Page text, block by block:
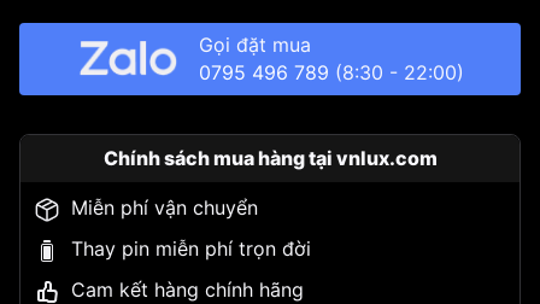
Gọi đặt mua
0795 496 789 (8:30 - 22:00)
Chính sách mua hàng tại vnlux.com
Miễn phí vận chuyển
Thay pin miễn phí trọn đời
Cam kết hàng chính hãng